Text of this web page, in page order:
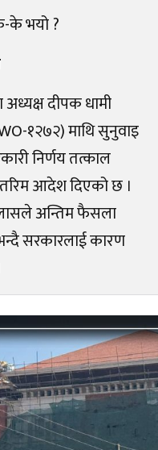
के भयो ?
दीपक धामी
१२७२) माथि सुनुवाइ
निर्णय तत्काल
आदेश दिएको छ ।
अन्तिम फैसला
सरकारलाई कारण